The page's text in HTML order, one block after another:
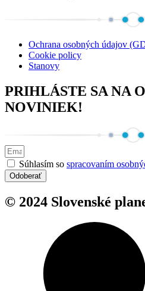
Ochrana osobných údajov
Cookie policy
Stanovy
PRIHLÁSTE SA NA
NOVINIEK!
Súhlasím so spracovaním
Odoberať
© 2024 Slovenské